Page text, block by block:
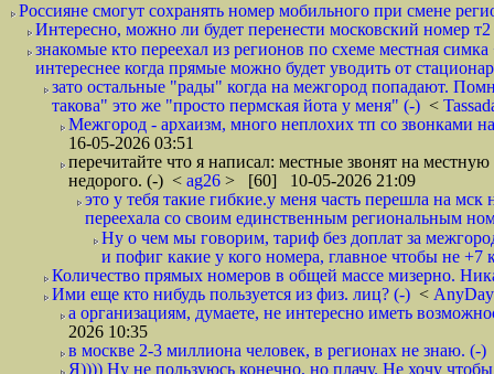
Россияне смогут сохранять номер мобильного при смене
Интересно, можно ли будет перенести московский номер
знакомые кто переехал из регионов по схеме местная
интереснее когда прямые можно будет уводить от
зато остальные "рады" когда на межгород попадают.
такова" это же "просто пермская йота у меня" (-) <
Межгород - архаизм, много неплохих тп со звонками
16-05-2026 03:51
перечитайте что я написал: местные звонят на
недорого. (-) < ag26 > [60] 10-05-2026 21:09
это у тебя такие гибкие.у меня часть перешла на
переехала со своим единственным региональным
Ну о чем мы говорим, тариф без доплат за
и пофиг какие у кого номера, главное чтобы не +7
Количество прямых номеров в общей массе мизерно.
Ими еще кто нибудь пользуется из физ. лиц? (-) <
а организациям, думаете, не интересно иметь
2026 10:35
в москве 2-3 миллиона человек, в регионах не знаю. (-)
Я)))) Ну не пользуюсь конечно, но плачу. Не хочу